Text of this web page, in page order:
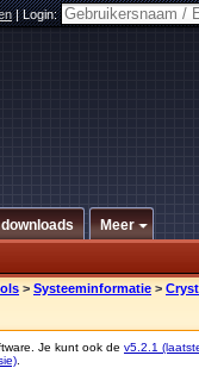
|Login:
downloads Meer
> Systeeminformatie >
Je kunt ook de v5.2.1